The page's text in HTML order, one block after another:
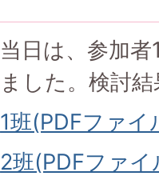
当日は、参加
ました。検討
1班(PDFファイ
2班(PDFファ